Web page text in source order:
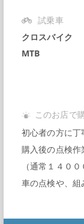
試乗車
クロスバイク
MTB
このお店で
初心者の方に
購入後の点検
（通常１４０
車の点検や、組